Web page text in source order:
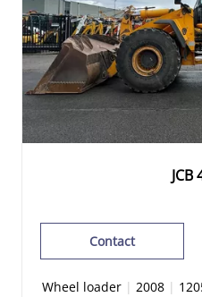
JCB
Contact
Wheel loader| 2008|